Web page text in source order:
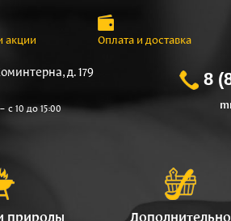
акции Оплата и доставка
д. 179
с 10 до 15:00
8